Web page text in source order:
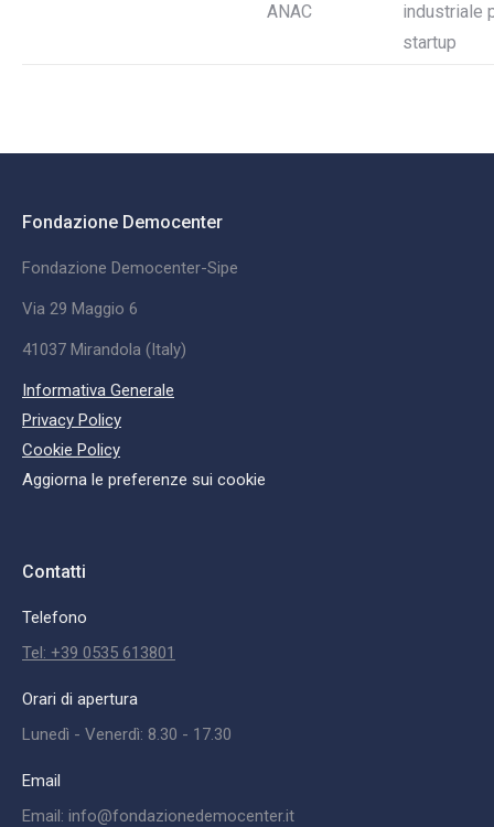
ANAC
industriale
startup
Fondazione Democenter
Fondazione Democenter-Sipe
Via 29 Maggio 6
41037 Mirandola (Italy)
Informativa Generale
Privacy Policy
Cookie Policy
Aggiorna le preferenze sui cookie
Contatti
Telefono
Tel: +39 0535 613801
Orari di apertura
Lunedì - Venerdì: 8.30 - 17.30
Email
Email: info@fondazionedemocenter.it